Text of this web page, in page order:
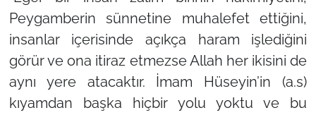
Peygamberin sünnetine muhalefet ettiğini,
insanlar içerisinde açıkça haram işlediğini
görür ve ona itiraz etmezse Allah her ikisini de
aynı yere atacaktır. İmam Hüseyin’in (a.s)
kıyamdan başka hiçbir yolu yoktu ve bu